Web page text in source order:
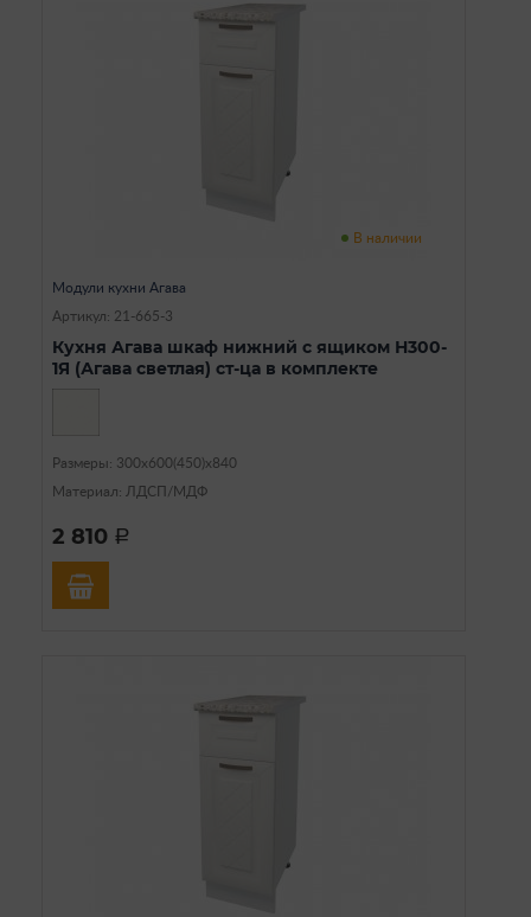
В наличии
Модули кухни Агава
Артикул: 21-665-3
Кухня Агава шкаф нижний с ящиком Н300-
1Я (Агава светлая) ст-ца в комплекте
Размеры: 300х600(450)х840
Материал: ЛДСП/МДФ
2 810 a